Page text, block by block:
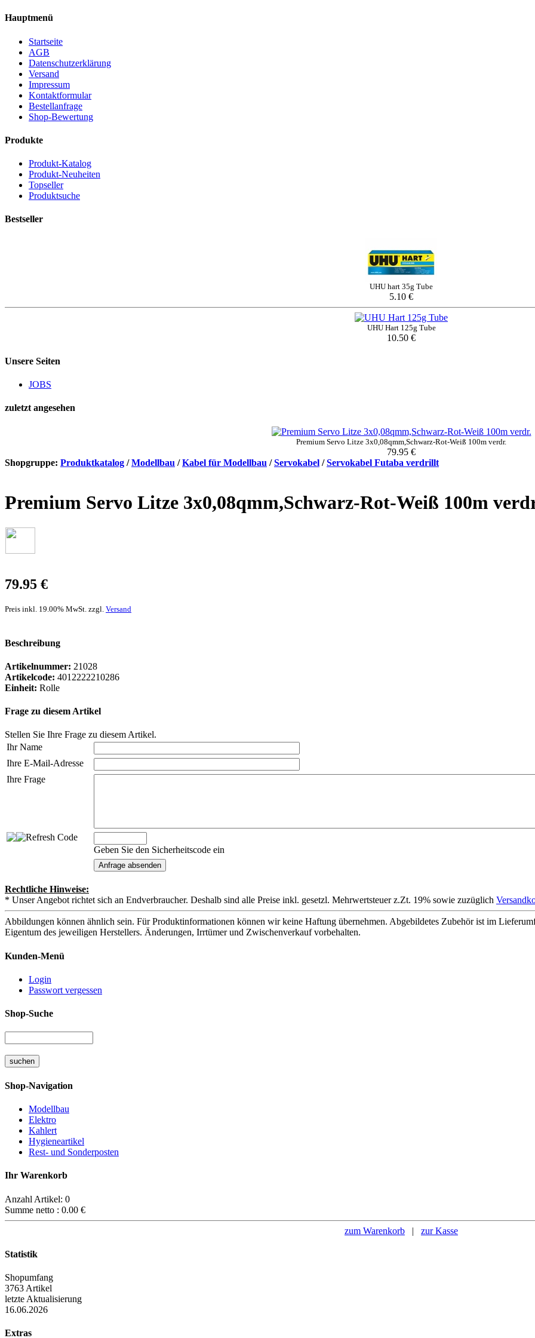
Hauptmenü
Startseite
AGB
Datenschutzerklärung
Versand
Impressum
Kontaktformular
Bestellanfrage
Shop-Bewertung
Produkte
Produkt-Katalog
Produkt-Neuheiten
Topseller
Produktsuche
Bestseller
UHU hart 35g Tube
5.10 €
UHU Hart 125g Tube
10.50 €
Unsere Seiten
JOBS
zuletzt angesehen
Premium Servo Litze 3x0,08qmm,Schwarz-Rot-Weiß 100m verdr.
79.95 €
Shopgruppe: Produktkatalog /Modellbau /Kabel für Modellbau /Servokabel /Servokabel Futaba verdrillt
Premium Servo Litze 3x0,08qmm,Schwarz-Rot-Weiß 100m
79.95 €
Preis inkl. 19.00% MwSt. zzgl. Versand
Beschreibung
Artikelnummer: 21028
Artikelcode: 4012222210286
Einheit: Rolle
Frage zu diesem Artikel
Stellen Sie Ihre Frage zu diesem Artikel.
Ihr Name
Ihre E-Mail-Adresse
Ihre Frage
Geben Sie den Sicherheitscode ein
Rechtliche Hinweise:
* Unser Angebot richtet sich an Endverbraucher. Deshalb sind alle Preise inkl. gesetzl. Mehrwertsteuer z.Zt. 19% sowie zuzüglich
Abbildungen können ähnlich sein. Für Produktinformationen können wir keine Haftung übernehmen. Abgebildetes Zubehör ist im
Eigentum des jeweiligen Herstellers. Änderungen, Irrtümer und Zwischenverkauf vorbehalten.
Kunden-Menü
Login
Passwort vergessen
Shop-Suche
Shop-Navigation
Modellbau
Elektro
Kahlert
Hygieneartikel
Rest- und Sonderposten
Ihr Warenkorb
Anzahl Artikel: 0
Summe netto : 0.00 €
zum Warenkorb | zur Kasse
Statistik
Shopumfang
3763 Artikel
letzte Aktualisierung
16.06.2026
Extras